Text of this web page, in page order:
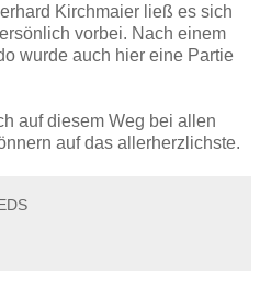
Kirchmaier ließ es sich
vorbei. Nach einem
wurde auch hier eine Partie
auf diesem Weg bei allen
auf das allerherzlichste.